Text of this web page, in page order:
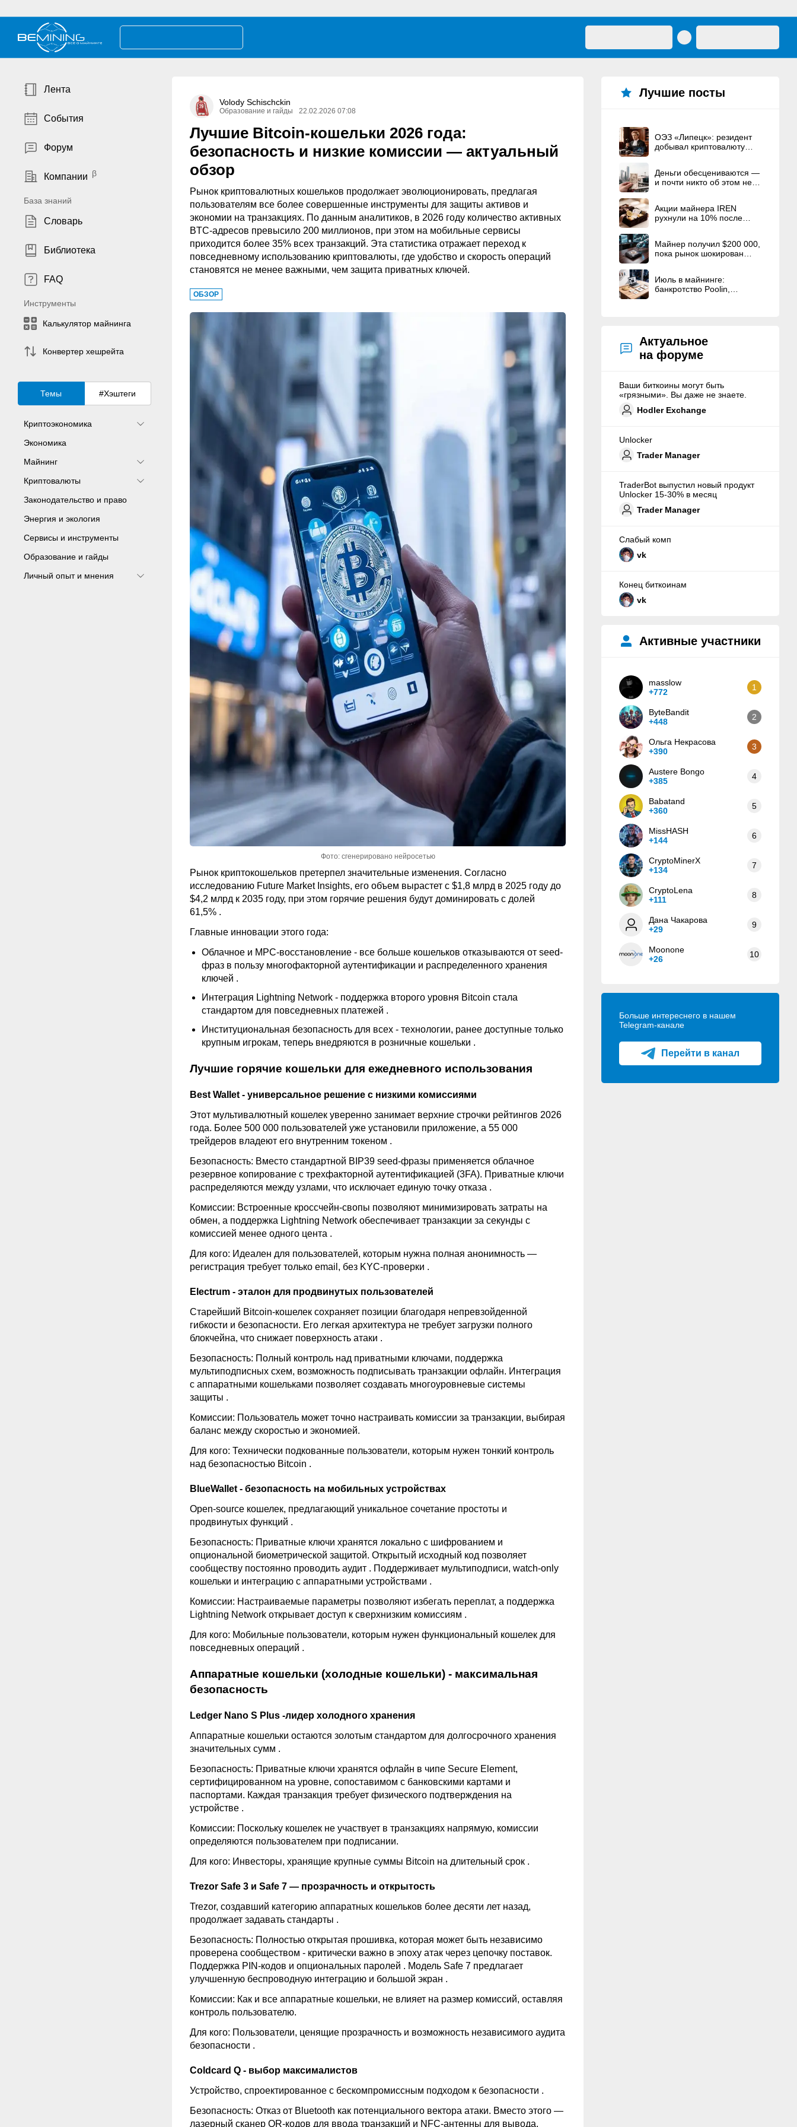
Лента
События
Форум
Компании
База знаний
Словарь
Библиотека
FAQ
Инструменты
Калькулятор майнинга
Конвертер хешрейта
Темы #Хэштеги
Криптоэкономика
Экономика
Майнинг
Криптовалюты
Законодательство и право
Энергия и экология
Сервисы и инструменты
Образование и гайды
Личный опыт и мнения
Volody Schischckin
Образование и гайды 22.02.2026 07:08
Лучшие Bitcoin-кошельки 2026 года:
безопасность и низкие комиссии — актуальный
обзор
Рынок криптовалютных кошельков продолжает эволюционировать, предлагая
пользователям все более совершенные инструменты для защиты активов и
экономии на транзакциях. По данным аналитиков, в 2026 году количество активных
BTC-адресов превысило 200 миллионов, при этом на мобильные сервисы
приходится более 35% всех транзакций. Эта статистика отражает переход к
повседневному использованию криптовалюты, где удобство и скорость операций
становятся не менее важными, чем защита приватных ключей.
ОБЗОР
Фото: сгенерировано нейросетью
Рынок криптокошельков претерпел значительные изменения. Согласно
исследованию Future Market Insights, его объем вырастет с $1,8 млрд в 2025 году до
$4,2 млрд к 2035 году, при этом горячие решения будут доминировать с долей
61,5% .
Главные инновации этого года:
Облачное и MPC-восстановление - все больше кошельков отказываются от seed-
фраз в пользу многофакторной аутентификации и распределенного хранения
ключей .
Интеграция Lightning Network - поддержка второго уровня Bitcoin стала
стандартом для повседневных платежей .
Институциональная безопасность для всех - технологии, ранее доступные только
крупным игрокам, теперь внедряются в розничные кошельки .
Лучшие горячие кошельки для ежедневного использования
Best Wallet - универсальное решение с низкими комиссиями
Этот мультивалютный кошелек уверенно занимает верхние строчки рейтингов 2026
года. Более 500 000 пользователей уже установили приложение, а 55 000
трейдеров владеют его внутренним токеном .
Безопасность: Вместо стандартной BIP39 seed-фразы применяется облачное
резервное копирование с трехфакторной аутентификацией (3FA). Приватные ключи
распределяются между узлами, что исключает единую точку отказа .
Комиссии: Встроенные кроссчейн-свопы позволяют минимизировать затраты на
обмен, а поддержка Lightning Network обеспечивает транзакции за секунды с
комиссией менее одного цента .
Для кого: Идеален для пользователей, которым нужна полная анонимность —
регистрация требует только email, без KYC-проверки .
Electrum - эталон для продвинутых пользователей
Старейший Bitcoin-кошелек сохраняет позиции благодаря непревзойденной
гибкости и безопасности. Его легкая архитектура не требует загрузки полного
блокчейна, что снижает поверхность атаки .
Безопасность: Полный контроль над приватными ключами, поддержка
мультиподписных схем, возможность подписывать транзакции офлайн. Интеграция
с аппаратными кошельками позволяет создавать многоуровневые системы
защиты .
Комиссии: Пользователь может точно настраивать комиссии за транзакции, выбирая
баланс между скоростью и экономией.
Для кого: Технически подкованные пользователи, которым нужен тонкий контроль
над безопасностью Bitcoin .
BlueWallet - безопасность на мобильных устройствах
Open-source кошелек, предлагающий уникальное сочетание простоты и
продвинутых функций .
Безопасность: Приватные ключи хранятся локально с шифрованием и
опциональной биометрической защитой. Открытый исходный код позволяет
сообществу постоянно проводить аудит . Поддерживает мультиподписи, watch-only
кошельки и интеграцию с аппаратными устройствами .
Комиссии: Настраиваемые параметры позволяют избегать переплат, а поддержка
Lightning Network открывает доступ к сверхнизким комиссиям .
Для кого: Мобильные пользователи, которым нужен функциональный кошелек для
повседневных операций .
Аппаратные кошельки (холодные кошельки) - максимальная
безопасность
Ledger Nano S Plus -лидер холодного хранения
Аппаратные кошельки остаются золотым стандартом для долгосрочного хранения
значительных сумм .
Безопасность: Приватные ключи хранятся офлайн в чипе Secure Element,
сертифицированном на уровне, сопоставимом с банковскими картами и
паспортами. Каждая транзакция требует физического подтверждения на
устройстве .
Комиссии: Поскольку кошелек не участвует в транзакциях напрямую, комиссии
определяются пользователем при подписании.
Для кого: Инвесторы, хранящие крупные суммы Bitcoin на длительный срок .
Trezor Safe 3 и Safe 7 — прозрачность и открытость
Trezor, создавший категорию аппаратных кошельков более десяти лет назад,
продолжает задавать стандарты .
Безопасность: Полностью открытая прошивка, которая может быть независимо
проверена сообществом - критически важно в эпоху атак через цепочку поставок.
Поддержка PIN-кодов и опциональных паролей . Модель Safe 7 предлагает
улучшенную беспроводную интеграцию и большой экран .
Комиссии: Как и все аппаратные кошельки, не влияет на размер комиссий, оставляя
контроль пользователю.
Для кого: Пользователи, ценящие прозрачность и возможность независимого аудита
безопасности .
Coldcard Q - выбор максималистов
Устройство, спроектированное с бескомпромиссным подходом к безопасности .
Безопасность: Отказ от Bluetooth как потенциального вектора атаки. Вместо этого —
лазерный сканер QR-кодов для ввода транзакций и NFC-антенны для вывода.
Лучшие посты
ОЭЗ «Липецк»: резидент
добывал криптовалюту
Деньги обесцениваются —
и почти никто об этом не
Акции майнера IREN
рухнули на 10% после
основателям
Майнер получил $200 000,
пока рынок шокирован
Июль в майнинге:
банкротство Poolin,
Актуальное
на форуме
Ваши биткоины могут быть
«грязными». Вы даже не знаете.
Hodler Exchange
Unlocker
Trader Manager
TraderBot выпустил новый продукт
Unlocker 15-30% в месяц
Trader Manager
Слабый комп
vk
Конец биткоинам
vk
Активные участники
masslow
+772
1
ByteBandit
+448
2
Ольга Некрасова
+390
3
Austere Bongo
+385
4
Babatand
+360
5
MissHASH
+144
6
CryptoMinerX
+134
7
CryptoLena
+111
8
Дана Чакарова
+29
9
Moonone
+26
10
Больше интереснего в нашем
Telegram-канале
Перейти в канал